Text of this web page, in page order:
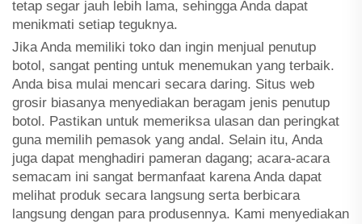
tetap segar jauh lebih lama, sehingga Anda dapat
menikmati setiap teguknya.
Jika Anda memiliki toko dan ingin menjual penutup
botol, sangat penting untuk menemukan yang terbaik.
Anda bisa mulai mencari secara daring. Situs web
grosir biasanya menyediakan beragam jenis penutup
botol. Pastikan untuk memeriksa ulasan dan peringkat
guna memilih pemasok yang andal. Selain itu, Anda
juga dapat menghadiri pameran dagang; acara-acara
semacam ini sangat bermanfaat karena Anda dapat
melihat produk secara langsung serta berbicara
langsung dengan para produsennya. Kami menyediakan